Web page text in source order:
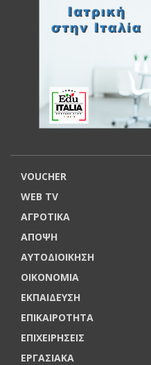
VOUCHER
WEB TV
ΑΓΡΟΤΙΚΑ
ΑΠΟΨΗ
ΑΥΤΟΔΙΟΙΚΗΣΗ
ΟΙΚΟΝΟΜΙΑ
ΕΚΠΑΙΔΕΥΣΗ
ΕΠΙΚΑΙΡΟΤΗΤΑ
ΕΠΙΧΕΙΡΗΣΕΙΣ
ΕΡΓΑΣΙΑΚΑ